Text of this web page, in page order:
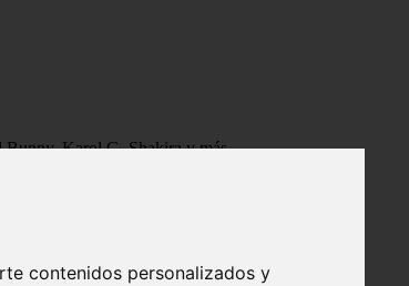
contenidos personalizados y
Bunny, Karol G, Shakira y más.